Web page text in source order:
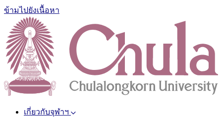
ข้ามไปยังเนื้อหา
เกี่ยวกับจุฬาฯ